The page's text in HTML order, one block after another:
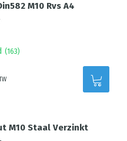
M10 Rvs A4
(163)
M10 Staal Verzinkt